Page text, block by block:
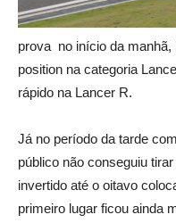
prova no início da
position na categoria
rápido na Lancer R.
Já no período da tarde
público não conseguiu
invertido até o oitavo
primeiro lugar ficou ainda